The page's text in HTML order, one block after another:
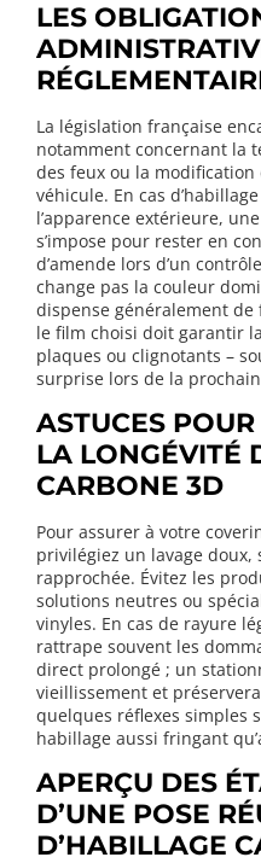
LES
La législation française
notamment concernant la
des feux ou la
véhicule. En cas
l’apparence extérieure,
s’impose pour rester en
d’amende lors d’un
change pas la couleur
dispense généralement
le film choisi doit garantir
plaques ou clignotants –
surprise lors de la
ASTUCES
LA LONGÉVITÉ
CARBONE 3D
Pour assurer à votre
privilégiez un lavage
rapprochée. Évitez les
solutions neutres ou
vinyles. En cas de rayure
rattrape souvent les
direct prolongé ; un
vieillissement et
quelques réflexes simples
habillage aussi fringant
APERÇU DES
D’UNE POSE
D’HABILLAGE